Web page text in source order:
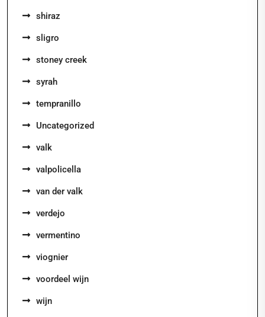
shiraz
sligro
stoney creek
syrah
tempranillo
Uncategorized
valk
valpolicella
van der valk
verdejo
vermentino
viognier
voordeel wijn
wijn